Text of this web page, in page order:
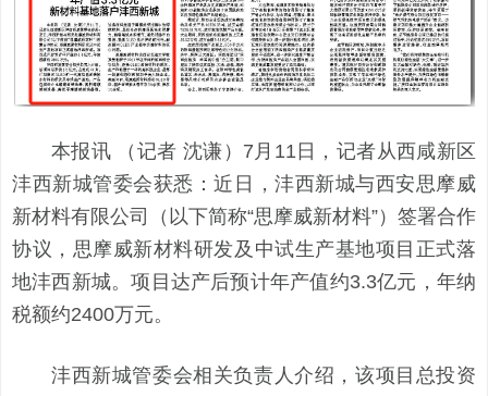
本报讯 （记者 沈谦）7月11日，记者从西咸新区
沣西新城管委会获悉：近日，沣西新城与西安思摩威
新材料有限公司（以下简称“思摩威新材料”）签署合作
协议，思摩威新材料研发及中试生产基地项目正式落
地沣西新城。项目达产后预计年产值约3.3亿元，年纳
税额约2400万元。
沣西新城管委会相关负责人介绍，该项目总投资